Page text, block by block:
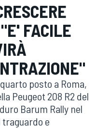
FACILE
posto a Roma,
Peugeot 208 R2 del
Barum Rally nel
traguardo e